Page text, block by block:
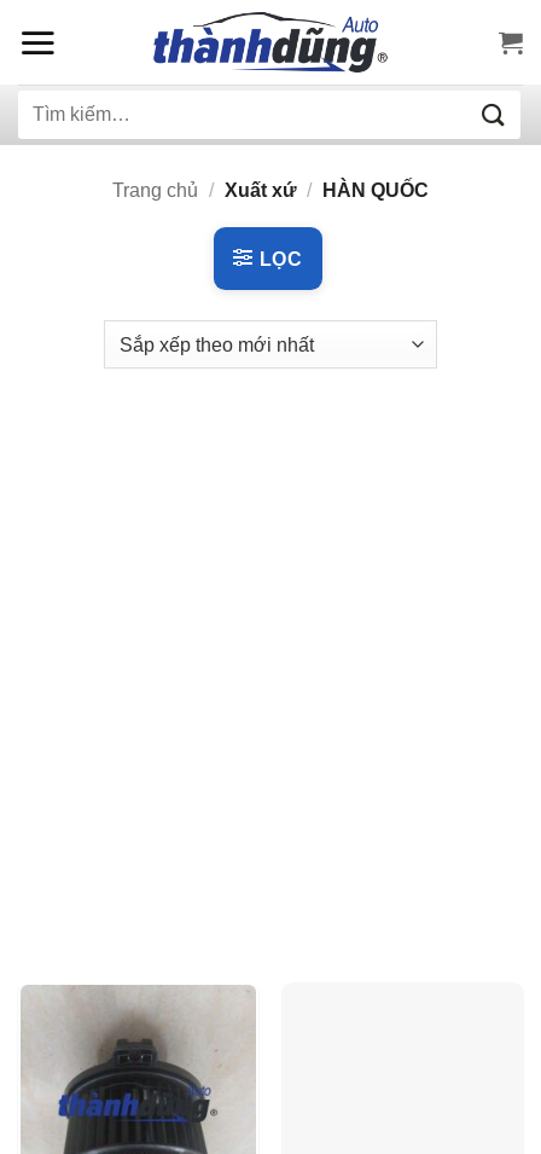
qua
dung
Tìm
Trang chủ / Xuất xứ / HÀN QUỐC
LỌC